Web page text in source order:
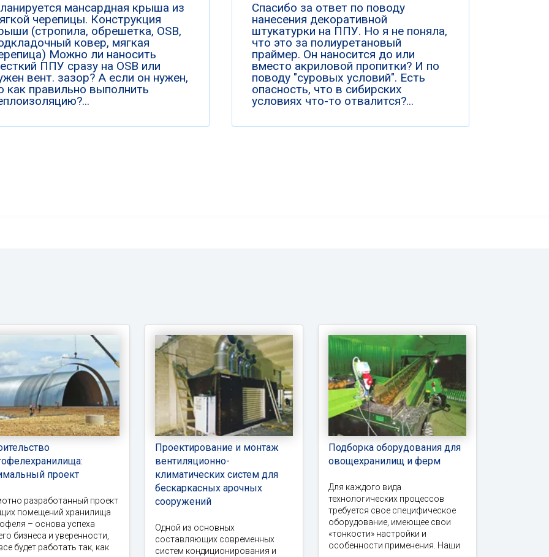
мансардная крыша из
черепицы. Конструкция
(стропила, обрешетка, OSB,
ковер, мягкая
Можно ли наносить
ППУ сразу на OSB или
вент. зазор? А если он нужен,
как правильно выполнить
Спасибо за ответ по поводу
нанесения декоративной
штукатурки на ППУ. Но я не поняла,
что это за полиуретановый
праймер. Он наносится до или
вместо акриловой пропитки? И по
поводу "суровых условий". Есть
опасность, что в сибирских
условиях что-то отвалится?...
проект
разработанный проект
помещений хранилища
– основа успеха
бизнеса и уверенности,
будет работать так, как
Проектирование и монтаж
вентиляционно-
климатических систем для
бескаркасных арочных
сооружений
Одной из основных
составляющих современных
систем кондиционирования и
Подборка оборудования для
овощехранилищ и ферм
Для каждого вида
технологических процессов
требуется свое специфическое
оборудование, имеющее свои
«тонкости» настройки и
особенности применения. Наши